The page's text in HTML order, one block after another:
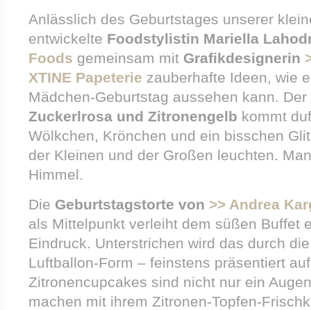
Anlässlich des Geburtstages unserer
entwickelte Foodstylistin Mariella
Foods gemeinsam mit Grafikdesignerin
XTINE Papeterie zauberhafte Ideen, wie
Mädchen-Geburtstag aussehen kann. Der
Zuckerlrosa und Zitronengelb kommt
Wölkchen, Krönchen und ein bisschen
der Kleinen und der Großen leuchten.
Himmel.
Die Geburtstagstorte von >> Andrea
als Mittelpunkt verleiht dem süßen Buffet
Eindruck. Unterstrichen wird das durch
Luftballon-Form – feinstens präsentiert
Zitronencupcakes sind nicht nur ein
machen mit ihrem Zitronen-Topfen-